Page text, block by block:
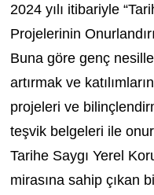
2024 yılı itibariyle
Projelerinin
Buna göre genç
artırmak ve
projeleri ve
teşvik belgeleri ile
Tarihe Saygı Yerel
mirasına sahip çıkan